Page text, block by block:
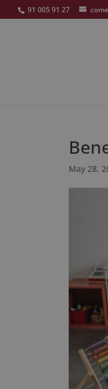
91 005 91 27
May 28,